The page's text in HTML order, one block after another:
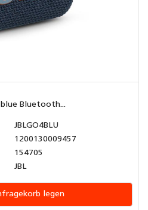
blue Bluetooth...
JBLGO4BLU
1200130009457
154705
JBL
legen